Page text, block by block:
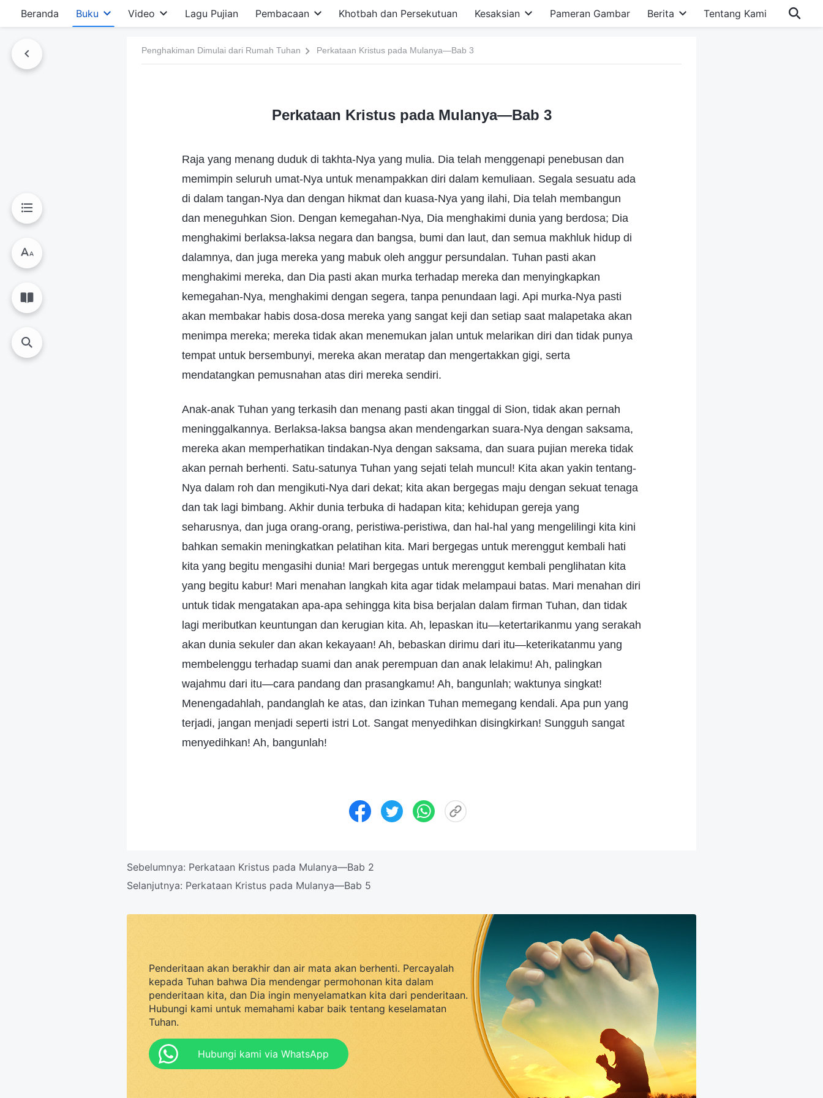
Beranda Buku Video Lagu Pujian Pembacaan Khotbah dan Persekutuan Kesaksian Pameran Gambar Berita Tentang Kami
Penghakiman Dimulai dari Rumah Tuhan Perkataan Kristus pada Mulanya—Bab 3
Perkataan Kristus pada Mulanya—Bab 3
Raja yang menang duduk di takhta-Nya yang mulia. Dia telah menggenapi penebusan dan
memimpin seluruh umat-Nya untuk menampakkan diri dalam kemuliaan. Segala sesuatu ada
di dalam tangan-Nya dan dengan hikmat dan kuasa-Nya yang ilahi, Dia telah membangun
dan meneguhkan Sion. Dengan kemegahan-Nya, Dia menghakimi dunia yang berdosa; Dia
menghakimi berlaksa-laksa negara dan bangsa, bumi dan laut, dan semua makhluk hidup di
dalamnya, dan juga mereka yang mabuk oleh anggur persundalan. Tuhan pasti akan
menghakimi mereka, dan Dia pasti akan murka terhadap mereka dan menyingkapkan
kemegahan-Nya, menghakimi dengan segera, tanpa penundaan lagi. Api murka-Nya pasti
akan membakar habis dosa-dosa mereka yang sangat keji dan setiap saat malapetaka akan
menimpa mereka; mereka tidak akan menemukan jalan untuk melarikan diri dan tidak punya
tempat untuk bersembunyi, mereka akan meratap dan mengertakkan gigi, serta
mendatangkan pemusnahan atas diri mereka sendiri.
Anak-anak Tuhan yang terkasih dan menang pasti akan tinggal di Sion, tidak akan pernah
meninggalkannya. Berlaksa-laksa bangsa akan mendengarkan suara-Nya dengan saksama,
mereka akan memperhatikan tindakan-Nya dengan saksama, dan suara pujian mereka tidak
akan pernah berhenti. Satu-satunya Tuhan yang sejati telah muncul! Kita akan yakin tentang-
Nya dalam roh dan mengikuti-Nya dari dekat; kita akan bergegas maju dengan sekuat tenaga
dan tak lagi bimbang. Akhir dunia terbuka di hadapan kita; kehidupan gereja yang
seharusnya, dan juga orang-orang, peristiwa-peristiwa, dan hal-hal yang mengelilingi kita kini
bahkan semakin meningkatkan pelatihan kita. Mari bergegas untuk merenggut kembali hati
kita yang begitu mengasihi dunia! Mari bergegas untuk merenggut kembali penglihatan kita
yang begitu kabur! Mari menahan langkah kita agar tidak melampaui batas. Mari menahan diri
untuk tidak mengatakan apa-apa sehingga kita bisa berjalan dalam firman Tuhan, dan tidak
lagi meributkan keuntungan dan kerugian kita. Ah, lepaskan itu—ketertarikanmu yang serakah
akan dunia sekuler dan akan kekayaan! Ah, bebaskan dirimu dari itu—keterikatanmu yang
membelenggu terhadap suami dan anak perempuan dan anak lelakimu! Ah, palingkan
wajahmu dari itu—cara pandang dan prasangkamu! Ah, bangunlah; waktunya singkat!
Menengadahlah, pandanglah ke atas, dan izinkan Tuhan memegang kendali. Apa pun yang
terjadi, jangan menjadi seperti istri Lot. Sangat menyedihkan disingkirkan! Sungguh sangat
menyedihkan! Ah, bangunlah!
Sebelumnya: Perkataan Kristus pada Mulanya—Bab 2
Selanjutnya: Perkataan Kristus pada Mulanya—Bab 5
Penderitaan akan berakhir dan air mata akan berhenti. Percayalah
kepada Tuhan bahwa Dia mendengar permohonan kita dalam
penderitaan kita, dan Dia ingin menyelamatkan kita dari penderitaan.
Hubungi kami untuk memahami kabar baik tentang keselamatan
Tuhan.
Hubungi kami via WhatsApp